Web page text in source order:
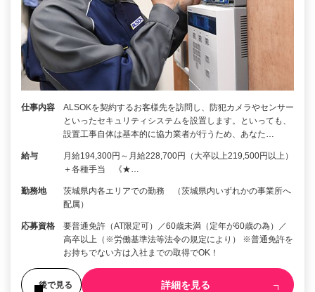
仕事内容
ALSOKを契約するお客様先を訪問し、防犯カメラやセンサー
といったセキュリティシステムを設置します。といっても、
設置工事自体は基本的に協力業者が行うため、あなた…
給与
月給194,300円～月給228,700円（大卒以上219,500円以上）
＋各種手当 《★…
勤務地
茨城県内各エリアでの勤務 （茨城県内いずれかの事業所へ
配属）
応募資格
要普通免許（AT限定可）／60歳未満（定年が60歳の為）／
高卒以上（※労働基準法等法令の規定により） ※普通免許を
お持ちでない方は入社までの取得でOK！
後で見る 詳細を見る